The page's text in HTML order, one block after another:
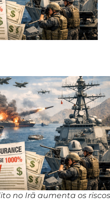
no Irã aumenta os riscos